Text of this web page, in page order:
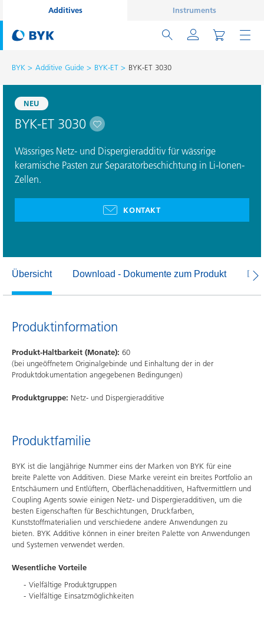
Additives Instruments
BYK Additive Guide BYK-ET BYK-ET 3030
NEU
BYK-ET 3030
Wässriges Netz- und Dispergieradditiv für wässrige
keramische Pasten zur Separatorbeschichtung in Li-Ionen-
Zellen.
KONTAKT
Übersicht Download - Dokumente zum Produkt
Produktinformation
Produkt-Haltbarkeit (Monate): 60
(bei ungeöffnetem Originalgebinde und Einhaltung der in der
Produktdokumentation angegebenen Bedingungen)
Produktgruppe: Netz- und Dispergieradditive
Produktfamilie
BYK ist die langjährige Nummer eins der Marken von BYK für eine
breite Palette von Additiven. Diese Marke vereint ein breites Portfolio an
Entschäumern und Entlüftern, Oberflächenadditiven, Haftvermittlern und
Coupling Agents sowie einigen Netz- und Dispergieradditiven, um die
besten Eigenschaften für Beschichtungen, Druckfarben,
Kunststoffmaterialien und verschiedene andere Anwendungen zu
bieten. BYK Additive können in einer breiten Palette von Anwendungen
und Systemen verwendet werden.
Wesentliche Vorteile
Vielfältige Produktgruppen
Vielfältige Einsatzmöglichkeiten